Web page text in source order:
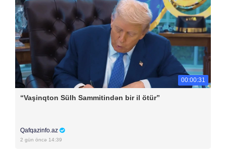
00:00:31
“Vaşinqton Sülh Sammitindən bir il ötür”
Qafqazinfo.az
2 gün öncə 14:39